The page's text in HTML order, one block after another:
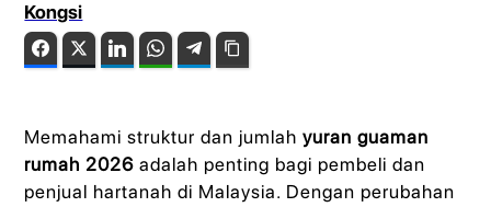
Kongsi
FacebookTwitter LinkedIn WhatsAppTelegram
Memahami struktur dan jumlahyuran guaman
rumah 2026 adalah penting bagi pembeli dan
penjual hartanah di Malaysia. Dengan perubahan